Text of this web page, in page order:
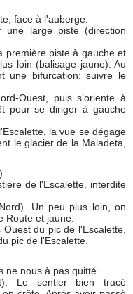
face à l'auberge.
une large piste (direction
première piste à gauche et
loin (balisage jaune). Au
une bifurcation: suivre le
Ouest, puis s’oriente à
pour se diriger à gauche
la vue se dégage
le glacier de la Maladeta,
de l'Escalette, interdite
Un peu plus loin, on
Route et jaune.
du pic de l'Escalette,
pic de l'Escalette.
ne nous à pas quitté.
Le sentier bien tracé